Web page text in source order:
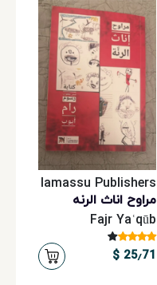
lamassu Publishers
مراوح اناث الرنه
Fajr Yaʿqūb
25٫71 $